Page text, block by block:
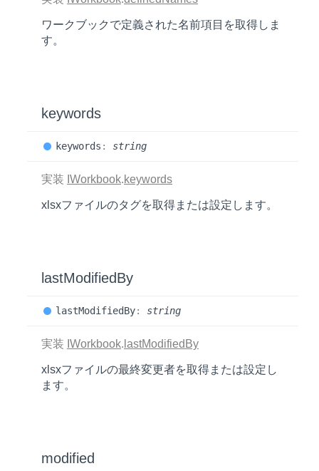
ワークブックで定義された名前項目を取得しま
す。
keywords
keywords : string
実装 IWorkbook.keywords
xlsxファイルのタグを取得または設定します。
lastModifiedBy
lastModifiedBy: string
実装 IWorkbook. lastModifiedBy
xlsxファイルの最終変更者を取得または設定し
ます。
modified